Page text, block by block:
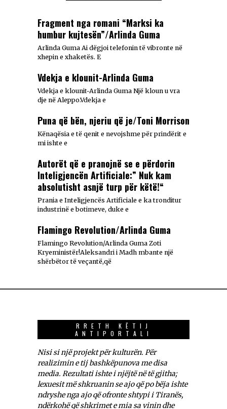
Fragment nga romani “Marksi ka
humbur kujtesën”/Arlinda Guma
Arlinda Guma Ai dëgjoi telefonin të vibronte në
xhepin e xhaketës. E
Vdekja e klounit-Arlinda Guma
Vdekja e klounit-Arlinda Guma Një kloun u vra
dje në Aleppo.Vdekja e
Puna që bën, njeriu që je/Toni Morrison
Kënaqësia e të qenit e nevojshme për prindërit e
mi ishte e
Autorët që e pranojnë se e përdorin
Inteligjencën Artificiale:” Nuk kam
absolutisht asnjë turp për këtë!“
Prania e Inteligjencës Artificiale e ka tronditur
industrinë e botimeve, duke e
Flamingo Revolution/Arlinda Guma
Flamingo Revolution/Arlinda Guma Zoti
Kryeministër!Aleksandri i Madh mbante një
shërbëtor të veçantë,që
RRETH KËTIJ
ANTIPORTALI
Nisi si një projekt për kulturën. Për
realizimin e tij bashkëpunova me disa
media. Rezultati ishte i njëjtë në të gjitha;
lexuesit më shkruanin se ajo që po bëja ishte
ndryshe nga ajo që ofronte shtypi i Tiranës,
ndërkohë që shkrimet e mia sa vinin dhe